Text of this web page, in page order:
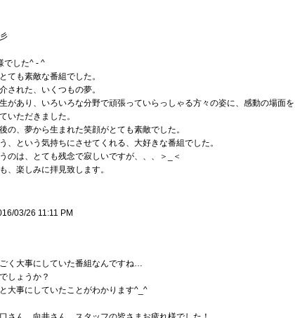
でした^ - ^
ても素敵な番組でした。
された、いくつもの夢。
があり、いろいろな分野で頑張っていらっしゃる方々の姿に、感動の場面を
いただきました。
の、夢から生まれた笑顔がとても素敵でした。
、という気持ちにさせてくれる、大好きな番組でした。
のは、とても残念で寂しいですが、、、＞_＜
、楽しみに拝見致します。
03/26 11:11 PM
く大事にしていた番組なんですね…
しょうか？
大事にしていたことがわかります^_^